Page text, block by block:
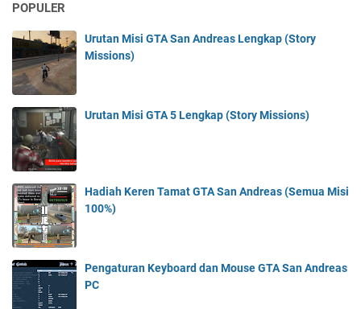
POPULER
Urutan Misi GTA San Andreas Lengkap (Story
Missions)
Urutan Misi GTA 5 Lengkap (Story Missions)
Hadiah Keren Tamat GTA San Andreas (Semua Misi
100%)
Pengaturan Keyboard dan Mouse GTA San Andreas
PC